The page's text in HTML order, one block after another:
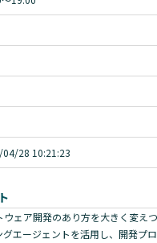
04/28 10:21:23
ェア開発のあり方を大きく変えつ
エージェントを活用し、開発プ